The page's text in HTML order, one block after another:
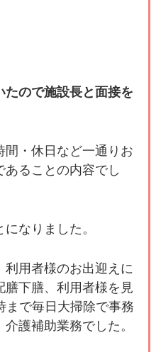
ので施設長と面接を
・休日など一通りお
ることの内容でし
なりました。
用者様のお出迎えに
下膳、利用者様を見
まで毎日大掃除で事務
護補助業務でした。